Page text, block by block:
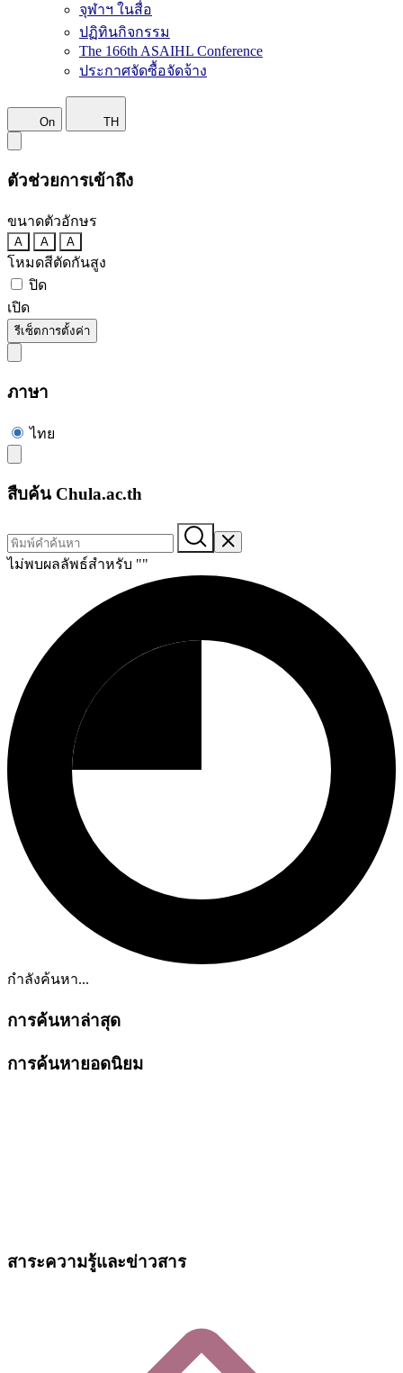
จุฬาฯ ในสื่อ
ปฏิทินกิจกรรม
The 166th ASAIHL Conference
ประกาศจัดซื้อจัดจ้าง
On TH
ตัวช่วยการเข้าถึง
ขนาดตัวอักษร
A A A
โหมดสีตัดกันสูง
ปิด
เปิด
รีเซ็ตการตั้งค่า
ภาษา
ไทย
สืบค้น Chula.ac.th
ไม่พบผลลัพธ์สำหรับ ""
กำลังค้นหา...
การค้นหาล่าสุด
การค้นหายอดนิยม
สาระความรู้และข่าวสาร